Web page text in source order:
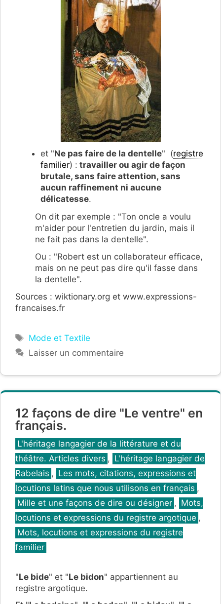
et "Ne pas faire de la dentelle" (registre
familier) : travailler ou agir de façon
brutale, sans faire attention, sans
aucun raffinement ni aucune
délicatesse.
On dit par exemple : "Ton oncle a voulu
m'aider pour l'entretien du jardin, mais il
ne fait pas dans la dentelle".
Ou : "Robert est un collaborateur efficace,
mais on ne peut pas dire qu'il fasse dans
la dentelle".
Sources : wiktionary.org et www.expressions-
francaises.fr
Étiquettes
Mode et Textile
Laisser un commentaire
12 façons de dire "Le ventre" en
français.
Catégories
L'héritage langagier de la littérature et du
théâtre. Articles divers , L'héritage langagier de
Rabelais , Les mots, citations, expressions et
locutions latins que nous utilisons en français ,
Mille et une façons de dire ou désigner , Mots,
locutions et expressions du registre argotique ,
Mots, locutions et expressions du registre
familier
"Le bide" et "Le bidon" appartiennent au
registre argotique.